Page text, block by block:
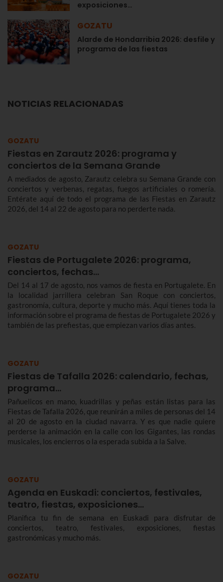
exposiciones…
GOZATU
Alarde de Hondarribia 2026: desfile y
programa de las fiestas
NOTICIAS RELACIONADAS
GOZATU
Fiestas en Zarautz 2026: programa y
conciertos de la Semana Grande
A mediados de agosto, Zarautz celebra su Semana Grande con
conciertos y verbenas, regatas, fuegos artificiales o romería.
Entérate aquí de todo el programa de las Fiestas en Zarautz
2026, del 14 al 22 de agosto para no perderte nada.
GOZATU
Fiestas de Portugalete 2026: programa,
conciertos, fechas…
Del 14 al 17 de agosto, nos vamos de fiesta en Portugalete. En
la localidad jarrillera celebran San Roque con conciertos,
gastronomía, cultura, deporte y mucho más. Aquí tienes toda la
información sobre el programa de fiestas de Portugalete 2026 y
también de las prefiestas, que empiezan varios días antes.
GOZATU
Fiestas de Tafalla 2026: calendario, fechas,
programa…
Pañuelicos en mano, kuadrillas y peñas están listas para las
Fiestas de Tafalla 2026, que reunirán a miles de personas del 14
al 20 de agosto en la ciudad navarra. Y es que nadie quiere
perderse la animación en la calle con los Gigantes, las rondas
musicales, los encierros o la esperada subida a la Salve.
GOZATU
Agenda en Euskadi: conciertos, festivales,
teatro, fiestas, exposiciones…
Planifica tu fin de semana en Euskadi para disfrutar de
conciertos, teatro, festivales, exposiciones, fiestas
gastronómicas y mucho más.
GOZATU